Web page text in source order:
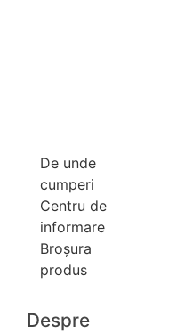
De unde
cumperi
Centru de
informare
Broşura
produs
Despre